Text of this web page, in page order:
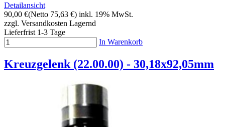
Detailansicht
90,00 €(Netto 75,63 €) inkl. 19% MwSt.
zzgl. Versandkosten Lagernd
Lieferfrist 1-3 Tage
In Warenkorb
Kreuzgelenk (22.00.00) - 30,18x92,05mm